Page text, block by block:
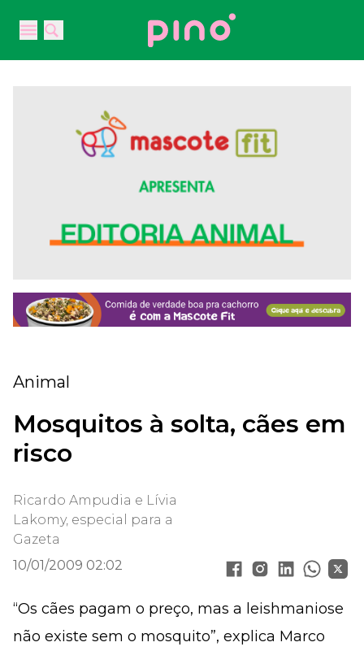
Open main menu
Open main menu
Your Company
Animal
Mosquitos à solta, cães em
risco
Ricardo Ampudia e Lívia
Lakomy, especial para a
Gazeta
10/01/2009 02:02
“Os cães pagam o preço, mas a leishmaniose
não existe sem o mosquito”, explica Marco